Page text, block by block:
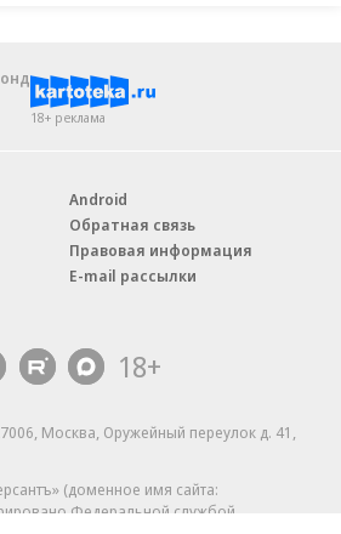
18+ реклама
Android
Обратная связь
Правовая информация
E-mail рассылки
18+
Москва, Оружейный переулок д. 41,
(доменное имя сайта:
Федеральной службой